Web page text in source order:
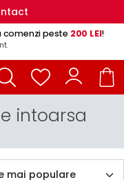
comenzi peste 200 LEI!
intoarsa